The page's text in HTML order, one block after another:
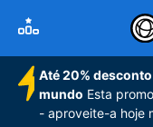
Até 20%
mundo Esta
- aproveite-a hoje